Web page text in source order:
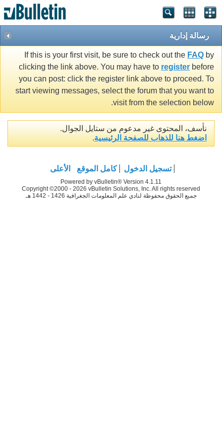
رسالة إدارية
If this is your first visit, be sure to check out the FAQ by
clicking the link above. You may have to register before
you can post: click the register link above to proceed. To
start viewing messages, select the forum that you want to
visit from the selection below.
نأسف، المحتوى غير مدعوم من ستايل الجوال.
اضغط هنا للذهاب للصفحة الرئيسية.
تسجيل الدخول كامل الموقع الأعلى
Powered by vBulletin® Version 4.1.11
Copyright ©2000 - 2026 vBulletin Solutions, Inc. All rights reserved
جميع الحقوق محفوظة لنادي علم المعلومات الجغرافية 1426 - 1442 هـ